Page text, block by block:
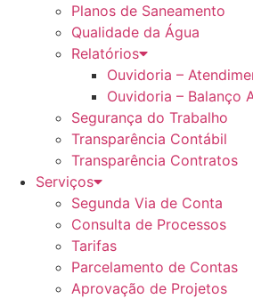
Planos de Saneamento
Qualidade da Água
Relatórios
Ouvidoria –
Ouvidoria – Balanço
Segurança do Trabalho
Transparência Contábil
Transparência Contratos
Serviços
Segunda Via de Conta
Consulta de Processos
Tarifas
Parcelamento de Contas
Aprovação de Projetos